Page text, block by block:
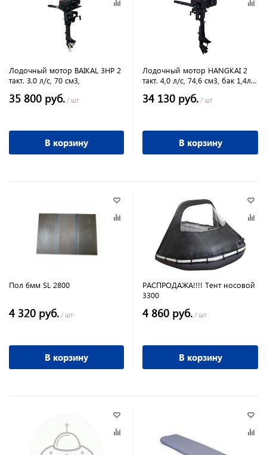
Лодочный мотор BAIKAL 3HP 2
такт. 3.0 л/с, 70 см3,
35 800 руб. / шт
В корзину
Лодочный мотор HANGKAI 2
такт. 4,0 л/с, 74,6 см3, бак 1,4л,
34 130 руб. / шт
В корзину
Пол 6мм SL 2800
4 320 руб. / шт
В корзину
РАСПРОДАЖА!!!! Тент носовой
3300
4 860 руб. / шт
В корзину